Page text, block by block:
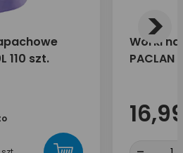
110 szt.
Worki
PACLAN
>